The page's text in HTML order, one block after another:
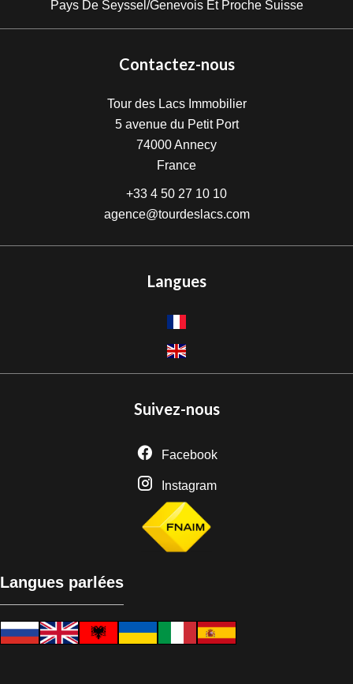
Pays De Seyssel/Genevois Et Proche Suisse
Contactez-nous
Tour des Lacs Immobilier
5 avenue du Petit Port
74000Annecy
France
+33 4 50 27 10 10
agence@tourdeslacs.com
Langues
Suivez-nous
Facebook
Instagram
Langues parlées